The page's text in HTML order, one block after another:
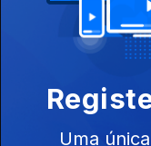
Uma